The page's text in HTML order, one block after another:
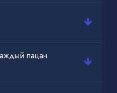
пацан